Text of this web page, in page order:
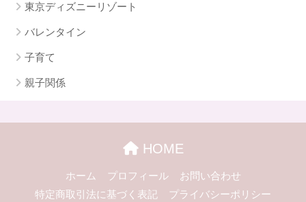
東京ディズニーリゾート
バレンタイン
子育て
親子関係
HOME
ホーム プロフィール
お問い合わせ
特定商取引法に基づく表記
プライバシーポリシー